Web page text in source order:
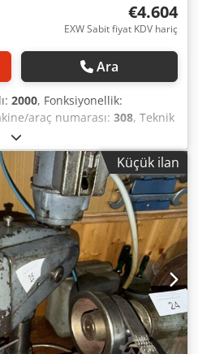
€4.604
EXW Sabit fiyat KDV hariç
Ara
2000, Fonksiyonellik:
araç numarası: 308, Teknik
Özellik Değer Diş Çapı Aralığı:
Basıncı: 0,5 ila 20 ton
160 mm Maksimum Diş Boyu
Nuxs Aayewa Devir Aralığı: 24
Takım Çapı: 145 mm ila
Mil Mesafesi: 130 mm ila
1880 (HİDROLİK ÜNİTE
~1,6 ton 🧰 Özellikler ve
Basıncı: Farklı
ayarlanabilir. Ağır Hizmet
uzun süreli
Manuel veya Yarı Otomatik
bağlı olarak.
Küçük ilan